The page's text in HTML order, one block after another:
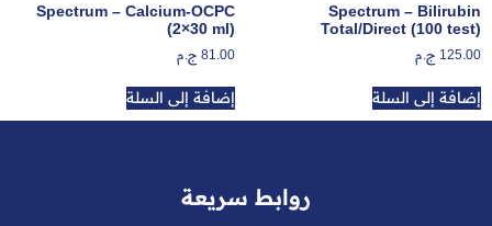
Spectrum – Bilirubin
Total/Direct (100 test)
125.00 ج.م
إضافة إلى السلة
Spectrum – Calcium-OCPC
(2×30 ml)
81.00 ج.م
إضافة إلى السلة
روابط سريعة